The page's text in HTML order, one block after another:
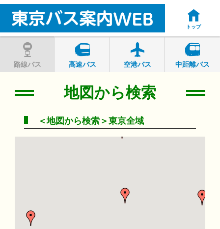
トップ
路線バス 高速バス 空港バス 中距離バス
地図から検索
＜地図から検索＞東京全域